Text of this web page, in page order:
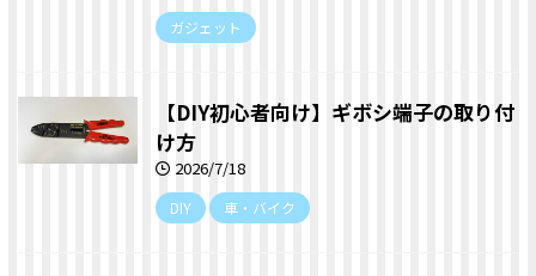
ガジェット
【DIY初心者向け】ギボシ端子の取り付
け方
2026/7/18
DIY 車・バイク